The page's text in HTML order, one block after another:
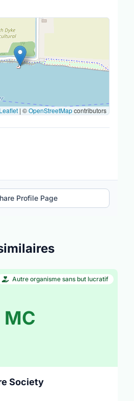
Leaflet | ©OpenStreetMapcontributors
Profile Page
MC
Autre organisme sans but lucratif
Society